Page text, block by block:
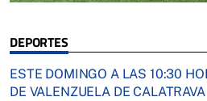
DEPORTES
ESTE DOMINGO A LAS 10:30
DE VALENZUELA DE CALATRAVA